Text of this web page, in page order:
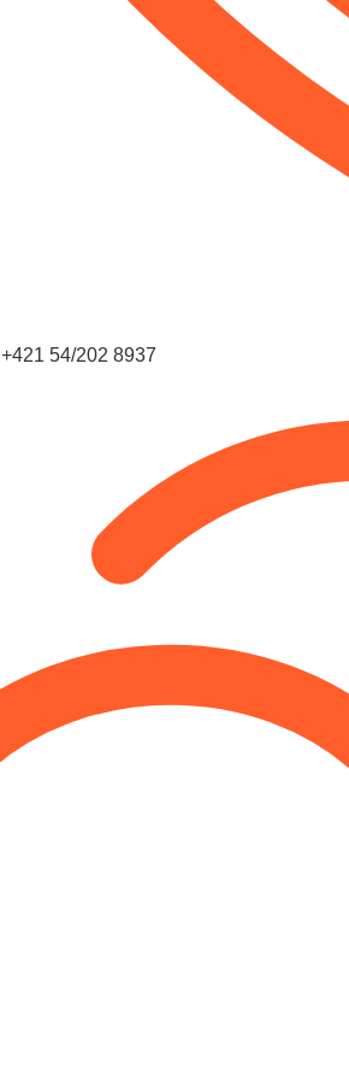
+421 54/202 8937